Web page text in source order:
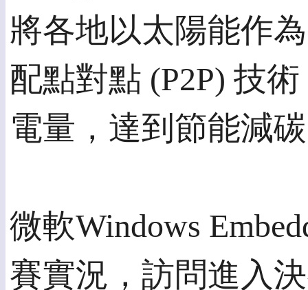
將各地以太陽能作
配點對點 (P2P) 技
電量，達到節能減
微軟Windows
賽實況，訪問進入